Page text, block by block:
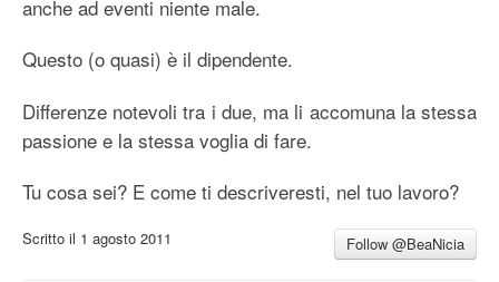
anche ad eventi niente male.
Questo (o quasi) è il dipendente.
Differenze notevoli tra i due, ma li accomuna la stessa
passione e la stessa voglia di fare.
Tu cosa sei? E come ti descriveresti, nel tuo lavoro?
Scritto il 1 agosto 2011 Follow @BeaNicia